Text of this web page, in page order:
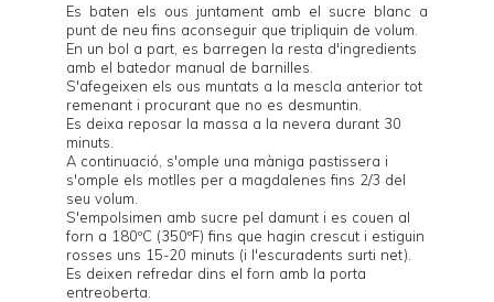
Es baten els ous juntament amb el sucre blanc a
punt de neu fins aconseguir que tripliquin de volum.
En un bol a part, es barregen la resta d'ingredients
amb el batedor manual de barnilles.
S'afegeixen els ous muntats a la mescla anterior tot
remenant i procurant que no es desmuntin.
Es deixa reposar la massa a la nevera durant 30
minuts.
A continuació, s'omple una màniga pastissera i
s'omple els motlles per a magdalenes fins 2/3 del
seu volum.
S'empolsimen amb sucre pel damunt i es couen al
forn a 180ºC (350ºF) fins que hagin crescut i estiguin
rosses uns 15-20 minuts (i l'escuradents surti net).
Es deixen refredar dins el forn amb la porta
entreoberta.